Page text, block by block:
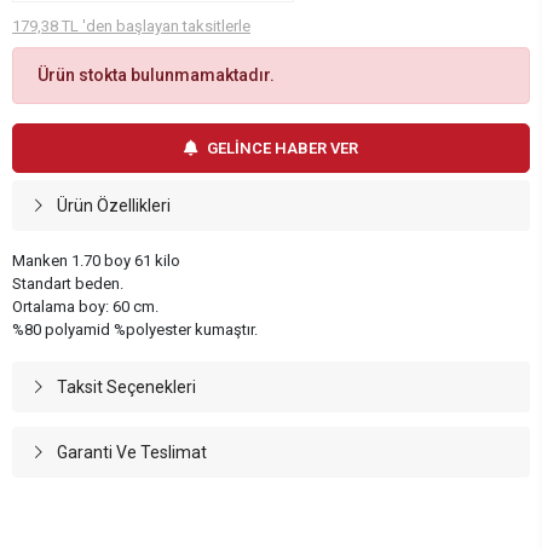
179,38 TL 'den başlayan taksitlerle
Ürün stokta bulunmamaktadır.
GELİNCE HABER VER
Ürün Özellikleri
Manken 1.70 boy 61 kilo
Standart beden.
Ortalama boy: 60 cm.
%80 polyamid %polyester kumaştır.
Taksit Seçenekleri
Garanti Ve Teslimat